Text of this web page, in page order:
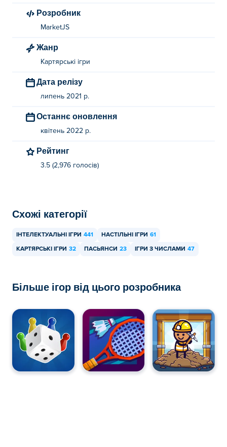
Розробник
MarketJS
Жанр
Картярські ігри
Дата релізу
липень 2021 р.
Останнє оновлення
квітень 2022 р.
Рейтинг
3.5 (2,976 голосів)
Схожі категорії
ІНТЕЛЕКТУАЛЬНІ ІГРИ 441 НАСТІЛЬНІ ІГРИ 61
КАРТЯРСЬКІ ІГРИ 32 ПАСЬЯНСИ 23 ІГРИ З ЧИСЛАМИ 47
Більше ігор від цього розробника